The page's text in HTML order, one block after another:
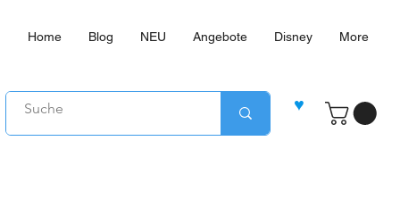
Home Blog NEU Angebote Disney More
♥